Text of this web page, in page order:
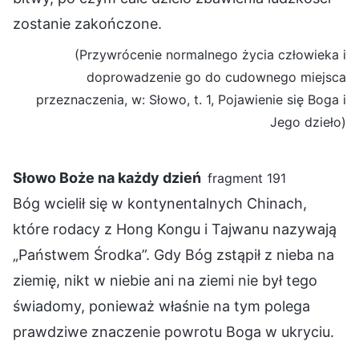
zostanie zakończone.
(Przywrócenie normalnego życia człowieka i
doprowadzenie go do cudownego miejsca
przeznaczenia, w: Słowo, t. 1, Pojawienie się Boga i
Jego dzieło)
Słowo Boże na każdy dzień fragment 191
Bóg wcielił się w kontynentalnych Chinach,
które rodacy z Hong Kongu i Tajwanu nazywają
„Państwem Środka”. Gdy Bóg zstąpił z nieba na
ziemię, nikt w niebie ani na ziemi nie był tego
świadomy, ponieważ właśnie na tym polega
prawdziwe znaczenie powrotu Boga w ukryciu.